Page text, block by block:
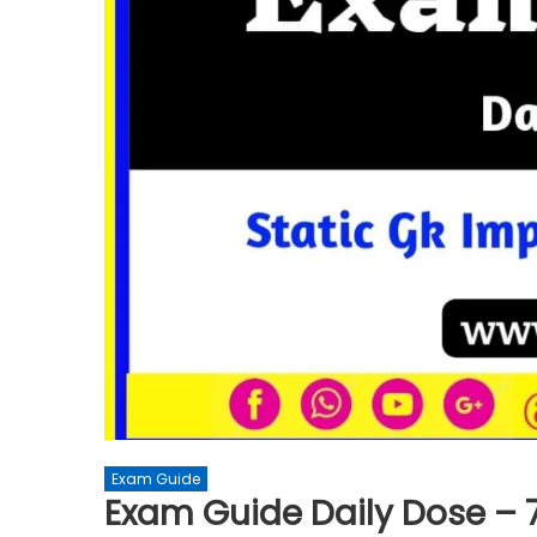
Exam Guide
Exam Guide Daily Dose –